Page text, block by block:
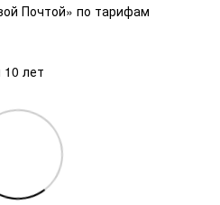
Почтой» по тарифам
10 лет